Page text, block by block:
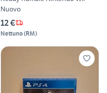
Nuovo
12 €
Nettuno(RM)